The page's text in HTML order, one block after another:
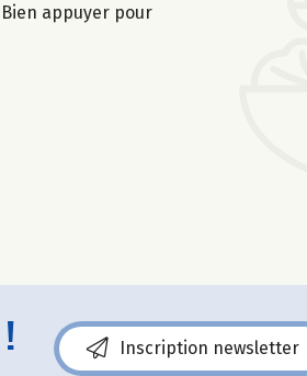
appuyer pour
Inscription newsletter